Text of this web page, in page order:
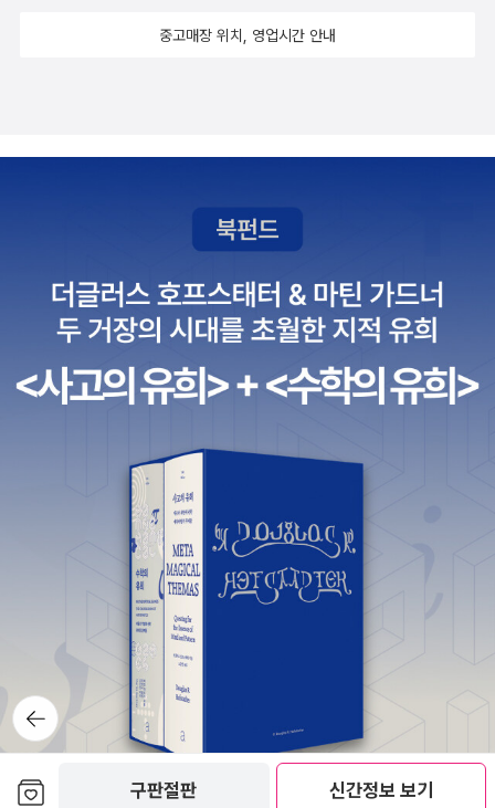
구판절판 신간정보 보기
에 들었다. 저자를 처음 만난 것은 <흙 속에 저 바람 속에>라는 책을
보다 높은 곳을 향한 마음을 지닌 사람이라면 누구에게나 유익할 것
마음에 남는 글- (그 그림은) 오리로 보일 때에는 토끼 모습이 사라지
고 토끼로 보일 때에는 오리가 지워집니다. 언제나 둘 중에서 어느 하
나만을 선택할 수밖에 없지요. 관점이라는 것은 내 마음 안에 품고 있
는 자유이면서도 때로는 그 때문에 어쩔 수 없이 한편으로 쏠리는 편
것은 다른 한쪽을 버리지 않으면 안 된다는 것을 의미합니다.<98쪽>
- 우리가 익혀야 할 진정한 지식과 진리는 오리-토끼 그림처럼 항상
양면성을 띠고 있는 모호한 도형 같은 것이기 때문에 고정 시점처럼
위험한 것도 없습니다.<103쪽>
고 그에게 옳은 점은 인정하되 그것이 어떤 면에서 틀렸는가를 보여
는 말은 듣기 싫어한다. 아마도 그 이유는 본래 사람은 모든 것을 볼
기 때문이 아닐까. 감각이 인지하는 것들은 항상 진실된 것이므로.(1
5쪽) - 블레즈 파스칼, <팡세>, 민음사. ............... 파스칼에 따르면,
당신이 틀렸다고 말하면 상대방이 기분 나빠하지만 당신이 한쪽만 봤
다고 말하면 상대방이 기분 나빠하지 않는다고 한다. 이런 걸 알아 두
면 남에게 조언을 할 때 편리하겠다. 한쪽에서만 보면 한쪽만 보인다.
참고로 나도 한쪽만 보기 선수다.
를 가지고 책을 펼쳐보았지만 칼럼연재를 모은 것이기에 깊이 면에서
고 보면 된다. 진중권은 개념의 사용법을 보여주기 위해 여러 범례들
을 제시했고 우리는 하나의 사건과 현상을 바라보는 관점을 배우면
념은 여러 관념 속에서 공통된 요소를 뽑아 종합하여 얻은 하나의 보
편적 관념을 말한다. 진중권의 <아이콘>이 개념이라기 보다는 용어
위주여서 아쉬운 점이 있었는데 이 책은 딱 그 지점을 보완했다고 할
까. 조광제의《철학 라이더를 위한 개념어 사전》은 고대 그리스 철학
어 있다. 부제가 ‘서양철학의 역사를 움직인 주요 개념’이므로 당연히
철학사의 개괄적 이해에 도움이 된다. 강의한 내용을 정리한 것이라
기본에 충실했다. 처음에 카오스와 코스모스로 시작하는 도입이 좋
다. (결정적으로 두껍지도 않다) 개념어들은 단순한 용어를 정의하
는 것이 아니라 정치와 경제, 문화와 예술 등을 둘러싼 모든 사유의 기
초가 된다. 개념어를 많이 알고 있다면 그 사유의 폭과 해석의 틀이 풍
부할 것이다. 문화비평가 이택광은 ‘주이상스’라는 용어를 자주 사용
한다. 주이상스는 불어로 고통스럽지만 멈출 수 없는 극치의 즐거움
을 뜻한다. 그가 분석하는 대중은 주로 자본주의 사회에서의 중간계
급이다. 이들 중간계급은 사회구조적으로 금지된 억압을 방어하는 기
제로서, 기존 질서의 붕괴를 막기 위한 대책으로 (지적인)주이상스를
끊임없이 요청하는 주인공으로 근거한다. 통섭학자 최재천은 호모 사
말하기에는 역부족이다. 그럼에도 위의 책들은 이어령씨를 대표하며
을 수 있을지 모르겠지만 분명한 것은 그는 죽을 때까지 작가로서의
이고 귀한 교훈이 된다. 특히 이어령씨의 글들은 한국인으로서의 자
긍심을 심어주고 희망을 준다는 점에서 많은 힘이 됩니다. 한국을 비
함을 다시 생각해보는 시간이 되었으면 합니다. '비유적으로 말해서1
산업 시대4차 방정식이 오늘의 정보시대라고 한다면 여러분들이 앞
으로 살아가게 될 다음 문명은 5차 방정식과 같다는 뜻이다. 19세기
때 청년 갈루아가 한 것처럼 여러분은 우리에게 다가서고 있는 그 문
명의 문제들이 지금까지 찾아낸 대수의 공식 같은 것으로 풀리지 않
는 방정식을 밝혀야 합니
다.'
-젊음의 탄생, 30쪽
나무와 이레 출판사에서 나온책들이었다. 지금도 꾸준히 팔리고 있는
없었다.그렇다보니 현재 알라딘에 이 두 출판사의 책들 대부분은 품
는 작년에출간된 책들도 품절인 것이다. 이 품절 상태가 얼마동안 이
어질지 모르겠지만평소에 이 두 출판사의 책을 관심이 있게 지켜본
독자로써는 안타깝기만 하다. 마침 오늘 알라딘에 검색을 하면서
생각의 나무에서 출간된 책들이 품절 상태라는 것을 알고 있어서살까
말까 고민하였다.일반 단행본은3000원, 한 권 이상으로 이루어져 있
다거나 두꺼운 분량의 책 같은 경우에는 20000원으로 균일가로 판
매되고 있었다. <러시아 문화예술의 천년>은 분량이 800페이지에
값이나 다름없이 팔고 있었다.이런 반값으로 판매되는 도서들을 훑어
보면서싼 값에서 구입해서 좋았지만 한편으로는씁쓸하면서 꺼림칙하
였다. 이런 반값도서 판매 때문에 출판사들이 줄줄이 부도를 맞고 있
기 때문이다. 한 권이라도 더 팔기 위해서 출판사가 무분별하게 가격
을 깎고 낮추는데다가이전부터 시행되어져 있었던 온라인 서점 또는
소셜커머스를 통한반값할인 판매로 인해 출판사의 유통질서는 무너
지게 되었고 수익이악화될 수 밖에 없다. 그리고 무조건 반값할인을
한다고해서 서점을 찾는 독자들이 무조건 구입하는 것도 아니다.요즘
온라인상에서 DTD라는 네티즌들 사이에서 유행하고 있다.DTD는
Down TeamisDown의 약자이다. 우리말로 풀이하면 ' 내려갈 팀
은 내려간다 ' 라는 뜻이다. 이 말은 김재박 전 프로야구 감독의 말에
재로 다루는 그 개척자 정신에 놀라울 따름이다. 지금의 새로운 세대
다 서린 유연함에 감탄하면서 공연을 지켜보았다. 이어령 선생님을
았다.끝나고 해와 달 레스토랑에서 식사를 했다. 기대하던 스테이크
같은 것은 아니지만, 그래도 뷔페식이었기에 풍성하게 먹을 수가 있
이 등장해서 취약한 음질에도 불구하고 레스토랑 분위기를 성공적으
는 음식들을 음미하고, 그렇게 오늘의 즐거운 파티는 끝이 났다.오늘
보았던 공연들은 평생을 가서도 잊지 못할 것 같다. 기대하고 온 것은
이어령 선생님의 강연이었지만, 휴식을 하기 위해 이 자리에 오신 것
이라는 말씀에 공연에 집중하기로 했다. 단지 박자를 맞추는 타악기
가 모인 사물놀이가 만들어낸, 멜로디는 없어도 충분히 아름다운 우
리 민족 고유의 박자의 화음. .이렇게 오늘은 참으로 좋은 구경을 한
뒤로가
기
중고매장 위치, 영업시간 안내